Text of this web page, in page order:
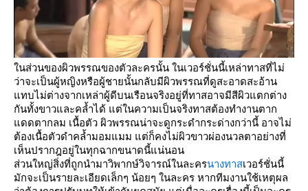
นส่วนของผิวพรรณของตัวละครนั้น ในเวอร์ชั่นนี้เหล่าทาสที่ไม่
ว่าจะเป็นผู้หญิงหรือผู้ชายนั้นกลับมีผิวพรรณที่ดูสะอาดสะอ้าน
ทบไม่ต่างจากเหล่าผู้ดีบนเรือนจริงอยู่ที่ทาสอาจมีสีผิวแตกต่าง
กันทั้งขาวและคล้ำได้ แต่ในความเป็นจริงทาสต้องทำงานตาก
ดดตากลม เนื้อตัว ผิวพรรณน่าจะดูกระดำกระด่างกว่านี้ อาจไม่
ต้องเนื้อตัวดำคล้ำมอมแมม แต่ก็คงไม่ผิวขาวผ่องนวลตาอย่างที่
เห็นปรากฎอยู่ในทุกฉากขนาดนี้แน่นอน
ส่วนใหญ่สิ่งที่ถูกนำมาวิพากษ์วิจารณ์ในละครนางทาสเวอร์ชั่นนี้
มักจะเป็นรายละเอียดเล็กๆ น้อยๆ ในละคร หากทีมงานใช้เหตุผล